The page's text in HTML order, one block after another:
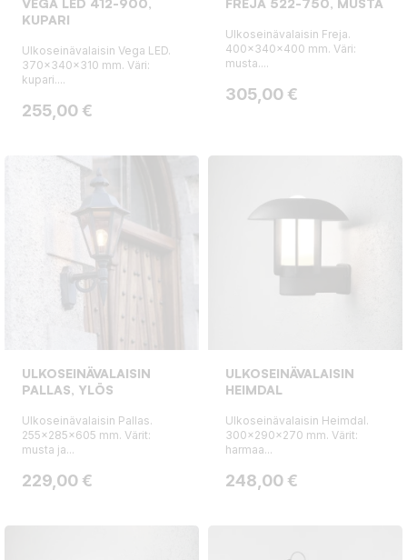
KUPARI
Ulkoseinävalaisin Vega LED.
370x340x310 mm. Väri:
kupari....
Hinta
255,00 €
Ulkoseinävalaisin Freja.
400x340x400 mm. Väri:
musta....
Hinta
305,00 €
ULKOSEINÄVALAISIN
PALLAS, YLÖS
Ulkoseinävalaisin Pallas.
255x285x605 mm. Värit:
musta ja...
Hinta
229,00 €
ULKOSEINÄVALAISIN
HEIMDAL
Ulkoseinävalaisin Heimdal.
300x290x270 mm. Värit:
harmaa...
Hinta
248,00 €